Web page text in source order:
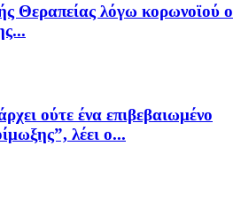
Θεραπείας λόγω κορωνοϊού ο
ούτε ένα επιβεβαιωμένο
λέει ο...